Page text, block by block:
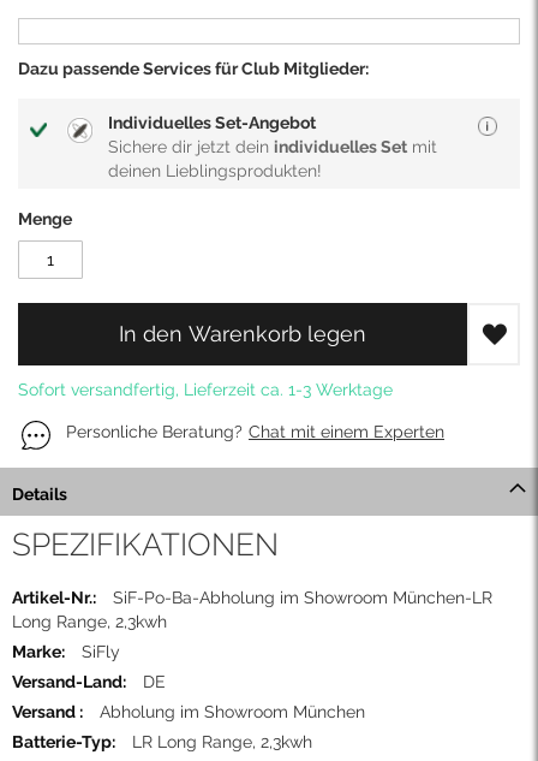
Dazu passende Services für Club Mitglieder:
Individuelles Set-Angebot
Sichere dir jetzt dein individuelles Set mit
deinen Lieblingsprodukten!
Menge
In den Warenkorb legen
Sofort versandfertig, Lieferzeit ca. 1-3 Werktage
Personliche Beratung? Chat mit einem Experten
Details
SPEZIFIKATIONEN
Mehr
Informationen
SiF-Po-Ba-Abholung im Showroom München-LR
Long Range, 2,3kwh
SiFly
DE
Abholung im Showroom München
LR Long Range, 2,3kwh